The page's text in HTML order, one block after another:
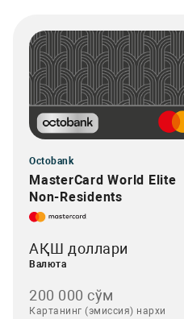
Octobank
MasterCard World Elite
Non-Residents
АҚШ доллари
Валюта
200 000 сўм
Картанинг (эмиссия) нархи